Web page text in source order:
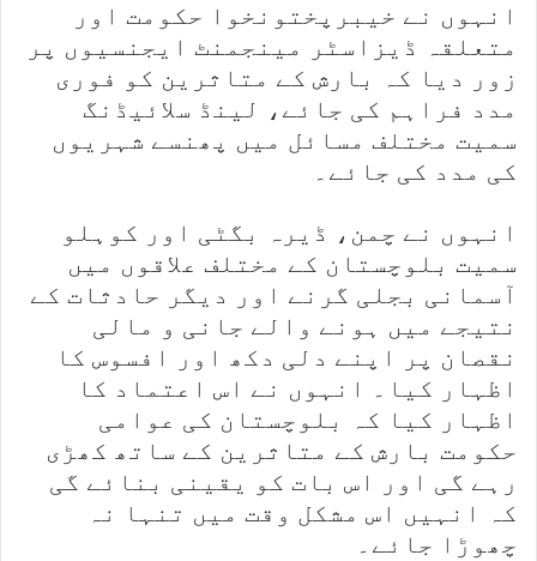
انہوں نے خیبرپختونخوا حکومت اور
متعلقہ ڈیزاسٹر مینجمنٹ ایجنسیوں پر
زور دیا کہ بارش کے متاثرین کو فوری
مدد فراہم کی جائے، لینڈ سلائیڈنگ
سمیت مختلف مسائل میں پھنسے شہریوں
کی مدد کی جائے۔
انہوں نے چمن، ڈیرہ بگٹی اور کوہلو
سمیت بلوچستان کے مختلف علاقوں میں
آسمانی بجلی گرنے اور دیگر حادثات کے
نتیجے میں ہونے والے جانی و مالی
نقصان پر اپنے دلی دکھ اور افسوس کا
اظہار کیا۔ انہوں نے اس اعتماد کا
اظہار کیا کہ بلوچستان کی عوامی
حکومت بارش کے متاثرین کے ساتھ کھڑی
رہے گی اور اس بات کو یقینی بنائے گی
کہ انہیں اس مشکل وقت میں تنہا نہ
چھوڑا جائے۔